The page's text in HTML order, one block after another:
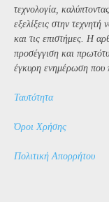
τεχνολογία,
εξελίξεις στην
και τις επιστήμες. Η
προσέγγιση και
έγκυρη ενημέρωση που
Ταυτότητα
Όροι Χρήσης
Πολιτική Απορρήτου